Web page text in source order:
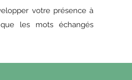
votre présence à
les mots échangés